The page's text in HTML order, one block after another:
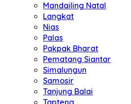
Mandailing Natal
Langkat
Nias
Palas
Pakpak Bharat
Pematang Siantar
Simalungun
Samosir
Tanjung Balai
Tapteng